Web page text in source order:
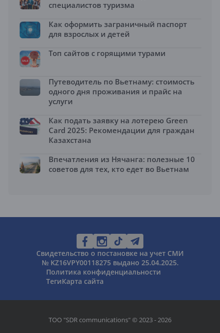
специалистов туризма
Как оформить заграничный паспорт
для взрослых и детей
Топ сайтов с горящими турами
Путеводитель по Вьетнаму: стоимость
одного дня проживания и прайс на
услуги
Как подать заявку на лотерею Green
Card 2025: Рекомендации для граждан
Казахстана
Впечатления из Нячанга: полезные 10
советов для тех, кто едет во Вьетнам
Свидетельство о постановке на учет СМИ
№ KZ16VPY00118275 выдано 25.04.2025.
Политика конфиденциальности
ТегиКарта сайта
ТОО "SDR communications" © 2023 - 2026